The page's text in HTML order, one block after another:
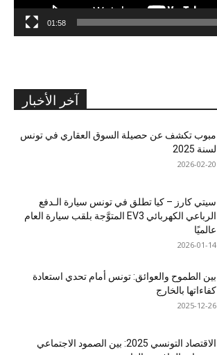
01:58
آخر الأخبار
مبوب تكشف عن حصيلة السوق العقاري في تونس
لسنة 2025
2026-02-20
سيتي كارز – كيا تطلق في تونس سيارة الـدفع
الرباعي الكهربائي EV3 المتوَّجة بلقب سيارة العام
عالميًا
2026-01-14
بين الطموح والعوائق: تونس أمام تحدي استعادة
كفاءاتها بالخارج
2025-12-26
الاقتصاد التونسي 2025: بين الصمود الاجتماعي